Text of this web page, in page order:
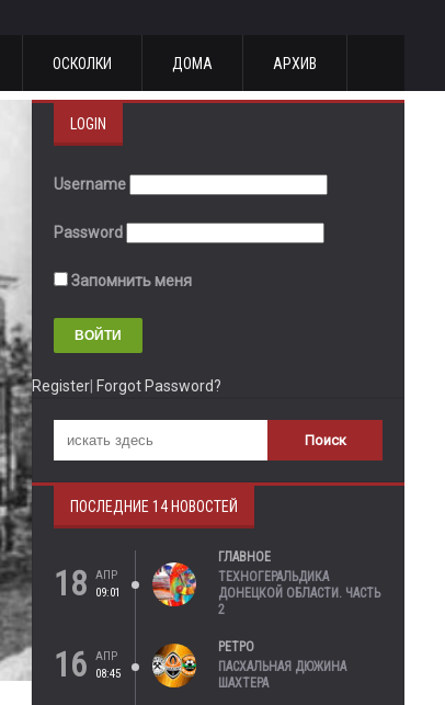
ОСКОЛКИ ДОМА АРХИВ
LOGIN
Username
Password
Запомнить меня
Register Forgot Password?
ПОСЛЕДНИЕ 14 НОВОСТЕЙ
18
АПР
09:01
ГЛАВНОЕ
ТЕХНОГЕРАЛЬДИКА
ДОНЕЦКОЙ ОБЛАСТИ. ЧАСТЬ
2
16
АПР
08:45
РЕТРО
ПАСХАЛЬНАЯ ДЮЖИНА
ШАХТЕРА